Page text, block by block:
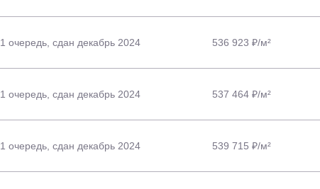
1 очередь, сдан декабрь 2024 536 923 ₽/м²
1 очередь, сдан декабрь 2024 537 464 ₽/м²
1 очередь, сдан декабрь 2024 539 715 ₽/м²